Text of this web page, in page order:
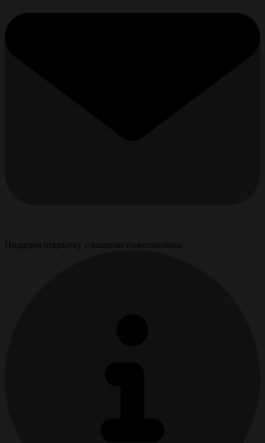
Подарим открытку с вашими пожеланиями